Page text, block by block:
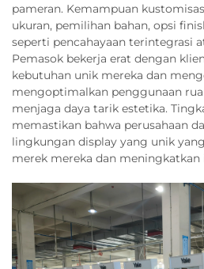
pameran. Kemampuan
ukuran, pemilihan bahan, opsi
seperti pencahayaan terintegrasi
Pemasok bekerja erat dengan
kebutuhan unik mereka dan
mengoptimalkan penggunaan
menjaga daya tarik estetika.
memastikan bahwa perusahaan
lingkungan display yang unik
merek mereka dan meningkatkan